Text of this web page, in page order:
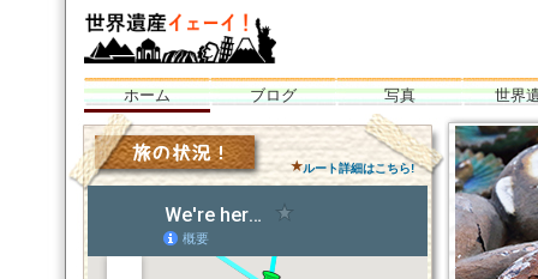
ホーム ブログ 写真 世界
★ルート詳細はこちら!
世界遺産イェーイ
全部見るぞ
グ！<br />写